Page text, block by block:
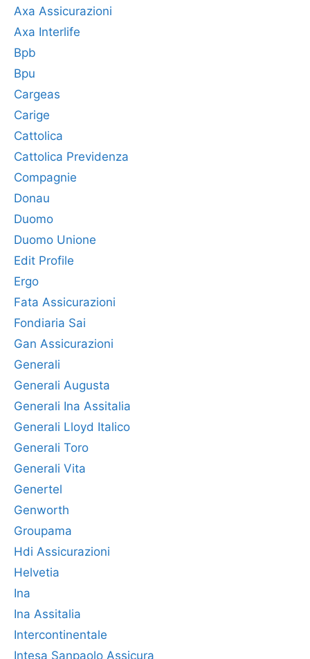
Axa Assicurazioni
Axa Interlife
Bpb
Bpu
Cargeas
Carige
Cattolica
Cattolica Previdenza
Compagnie
Donau
Duomo
Duomo Unione
Edit Profile
Ergo
Fata Assicurazioni
Fondiaria Sai
Gan Assicurazioni
Generali
Generali Augusta
Generali Ina Assitalia
Generali Lloyd Italico
Generali Toro
Generali Vita
Genertel
Genworth
Groupama
Hdi Assicurazioni
Helvetia
Ina
Ina Assitalia
Intercontinentale
Intesa Sanpaolo Assicura